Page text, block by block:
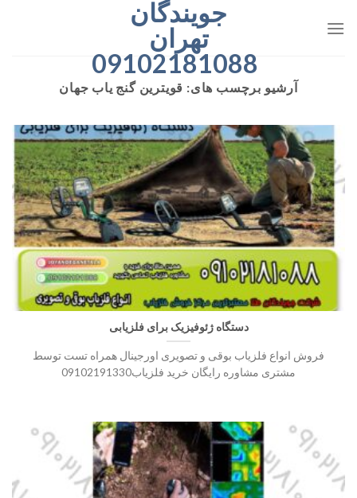
جویندگان
تهران
09102181088
آرشیو برچسب های: قویترین گنج یاب جهان
دستگاه ژئوفیزیک برای فلزیابی
فروش انواع فلزیاب بوقی و تصویری اورجینال همراه تست توسط
مشتری مشاوره رایگان خرید فلزیاب09102191330